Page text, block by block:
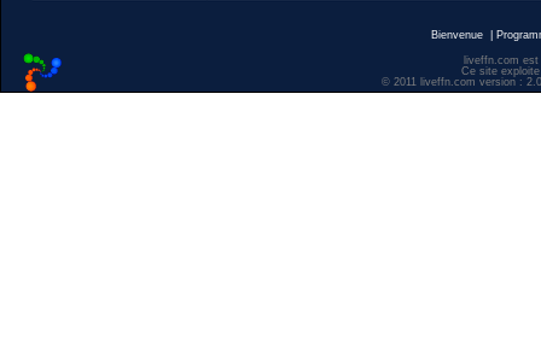
Bienvenue
liveffn.com
Ce site
© 2011 liveffn.com version :